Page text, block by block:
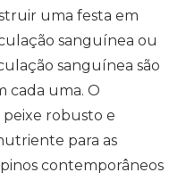
uma festa em
sanguínea ou
sanguínea são
cada uma. O
robusto e
para as
contemporâneos